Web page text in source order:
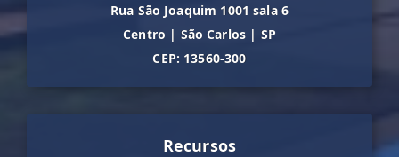
Rua São Joaquim 1001 sala 6
Centro | São Carlos | SP
CEP: 13560-300
Recursos